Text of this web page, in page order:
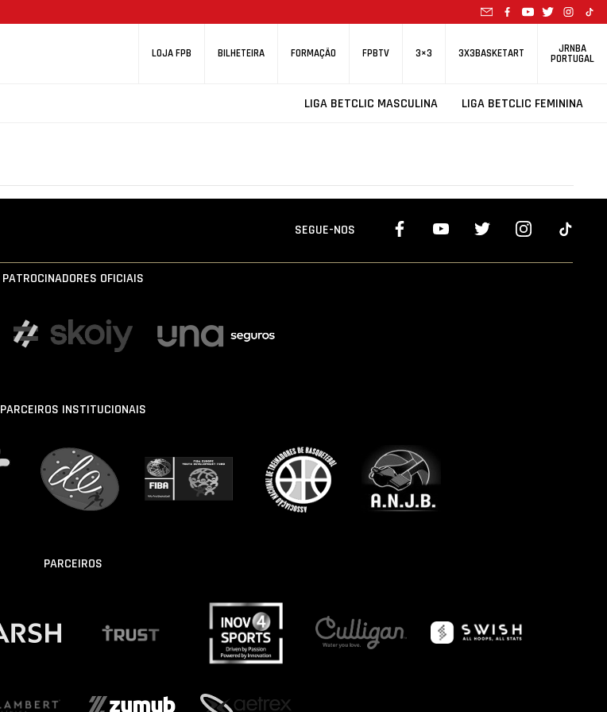
LOJA FPB BILHETEIRA FORMAÇÃO FPBTV 3×3 3X3BASKETART JRNBA
PORTUGAL
LIGA BETCLIC MASCULINA LIGA BETCLIC FEMININA
SEGUE-NOS
PATROCINADORES OFICIAIS
PARCEIROS INSTITUCIONAIS
PARCEIROS